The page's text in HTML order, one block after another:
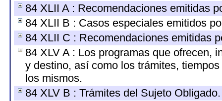
84 XLII A : Recomendaciones emitidas
84 XLII B : Casos especiales emitidos
84 XLII C : Recomendaciones emitidas
84 XLV A : Los programas que ofrecen,
y destino, así como los trámites,
los mismos.
84 XLV B : Trámites del Sujeto Obligado.